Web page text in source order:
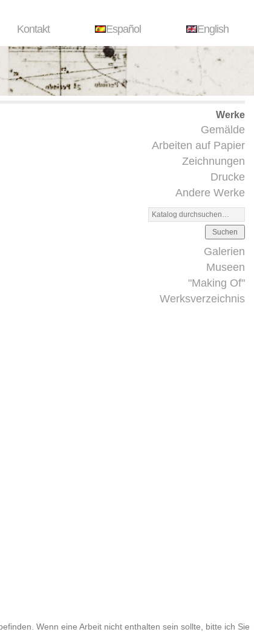
Kontakt Español English
Werke
Gemälde
Arbeiten auf Papier
Zeichnungen
Drucke
Andere Werke
Suchen
Galerien
Museen
"Making Of"
Werksverzeichnis
Wenn eine Arbeit nicht enthalten sein sollte, bitte ich Sie